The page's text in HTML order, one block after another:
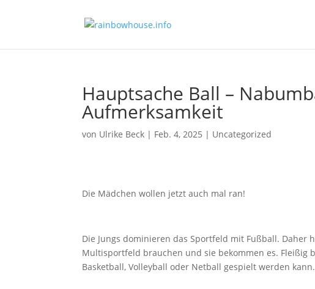
Hauptsache Ball –
Aufmerksamkeit
von Ulrike Beck | Feb. 4, 2025 | Uncategorized
Die Mädchen wollen jetzt auch mal ran!
Die Jungs dominieren das Sportfeld mit Fußball. Daher
Multisportfeld brauchen und sie bekommen es. Fleißig
Basketball, Volleyball oder Netball gespielt werden kann.